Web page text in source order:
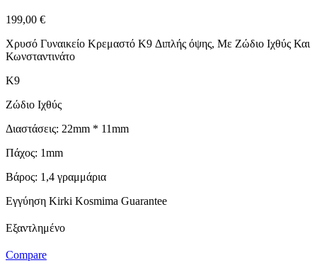
199,00 €
Χρυσό Γυναικείο Κρεμαστό K9 Διπλής όψης, Με Ζώδιο Ιχθύς Και
Κωνσταντινάτο
Κ9
Ζώδιο Ιχθύς
Διαστάσεις: 22mm * 11mm
Πάχος: 1mm
Βάρος: 1,4 γραμμάρια
Εγγύηση Kirki Kosmima Guarantee
Εξαντλημένο
Compare